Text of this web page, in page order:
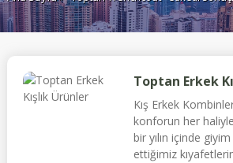
Toptan Erkek
Kış Erkek
konforun her
bir yılın içinde
ettiğimiz